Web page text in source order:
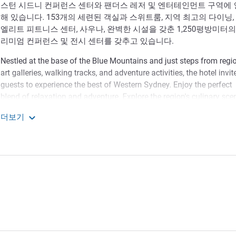
스턴 시드니 컨퍼런스 센터와 팬더스 레저 및 엔터테인먼트 구역에
해 있습니다. 153개의 세련된 객실과 스위트룸, 지역 최고의 다이닝,
엘리트 피트니스 센터, 사우나, 완벽한 시설을 갖춘 1,250평방미터
리미엄 컨퍼런스 및 전시 센터를 갖추고 있습니다.
Nestled at the base of the Blue Mountains and just steps from
art galleries, walking tracks, and adventure activities, the hotel
guests to experience the best of Western Sydney. Enjoy the perfect
blend of relaxation and adventure. Explore the region's culinary
of cuisines. From cozy bistros to lively eateries, indulge in everything
펜리스의 최고급 숙박시설에 오신 것을 환영합니다.
더보기